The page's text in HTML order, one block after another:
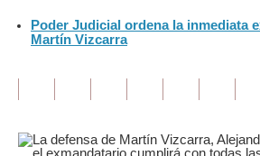
Plus G
Opinión
Pregunta de hoy
Poder Judicial ordena la inmediata
Martín Vizcarra